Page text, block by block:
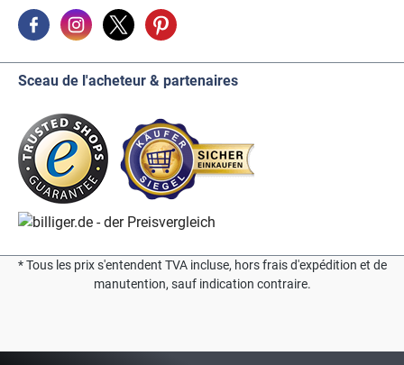
Sceau de l'acheteur & partenaires
* Tous les prix s'entendent TVA incluse, hors frais d'expédition et de
manutention, sauf indication contraire.